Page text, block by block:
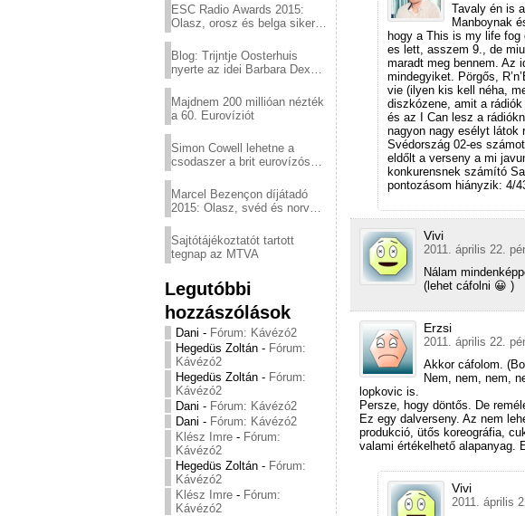
ESC Radio Awards 2015:
Olasz, orosz és belga siker,
Blog: Trijntje Oosterhuis
nyerte az idei Barbara Dex
Majdnem 200 millióan nézték
a 60. Eurovíziót
Simon Cowell lehetne a
csodaszer a brit eurovízós
Marcel Bezençon díjátadó
2015: Olasz, svéd és norvég
Sajtótájékoztatót tartott
tegnap az MTVA
Legutóbbi
hozzászólások
Dani - Fórum: Kávézó2
Hegedüs Zoltán - Fórum:
Kávézó2
Hegedüs Zoltán - Fórum:
Kávézó2
Dani - Fórum: Kávézó2
Dani - Fórum: Kávézó2
Klész Imre - Fórum:
Kávézó2
Hegedüs Zoltán - Fórum:
Kávézó2
Klész Imre - Fórum:
Kávézó2
Tavaly én is
Manboynak
hogy a This is my life fog
es lett, asszem 9., de
maradt meg bennem. Az
mindegyiket. Pörgős,
vie (ilyen kis kell néha,
diszkózene, amit a
és az I Can lesz a
nagyon nagy esélyt látok
Svédország 02-es
eldőlt a verseny a mi
konkurensnek számító
pontozásom hiányzik: 4/
Vivi
2011. április 22.
Nálam
(lehet cáfolni 😀 )
Erzsi
2011. április 22.
Akkor cáfolom.
Nem, nem, nem,
lopkovic is.
Persze, hogy döntős. De
Ez egy dalverseny. Az nem
produkció, ütős koreográfia,
valami értékelhető alapanyag.
Vivi
2011. április